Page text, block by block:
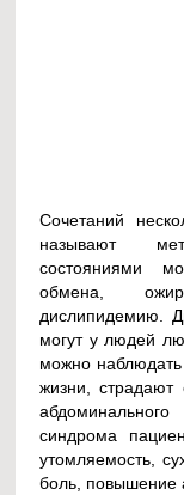
Сочетаний
называют
состояниями
обмена,
дислипидемию.
могут у людей
можно
жизни, страдают
синдрома
утомляемость,
боль, повышение